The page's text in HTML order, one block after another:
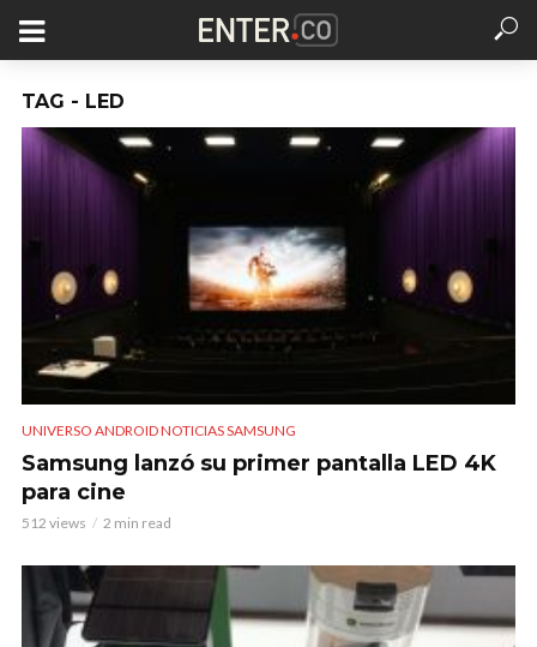
TAG - LED
UNIVERSO ANDROID NOTICIAS SAMSUNG
Samsung lanzó su primer pantalla LED 4K
para cine
512 views 2 min read